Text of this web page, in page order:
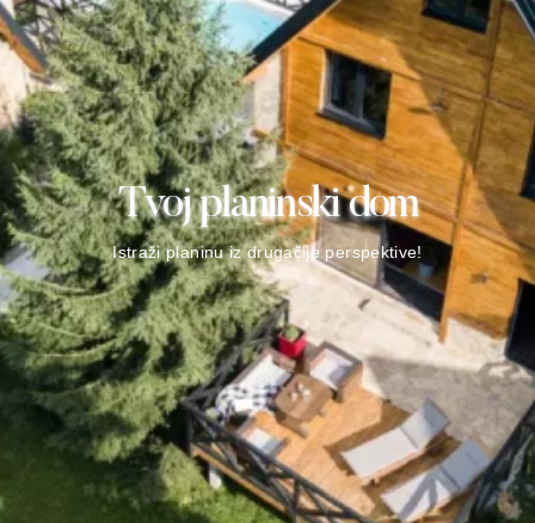
Tvoj planinski dom
Istraži planinu iz drugačije perspektive!